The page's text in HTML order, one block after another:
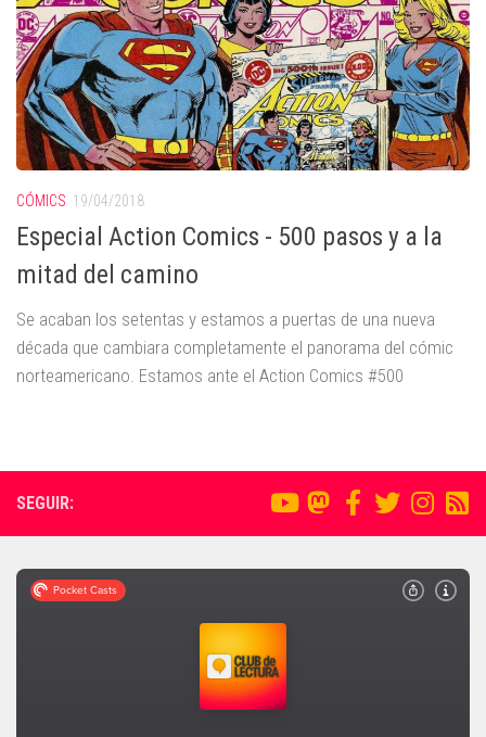
CÓMICS 19/04/2018
Especial Action Comics - 500 pasos y a la
mitad del camino
Se acaban los setentas y estamos a puertas de una nueva
década que cambiara completamente el panorama del cómic
norteamericano. Estamos ante el Action Comics #500
SEGUIR: